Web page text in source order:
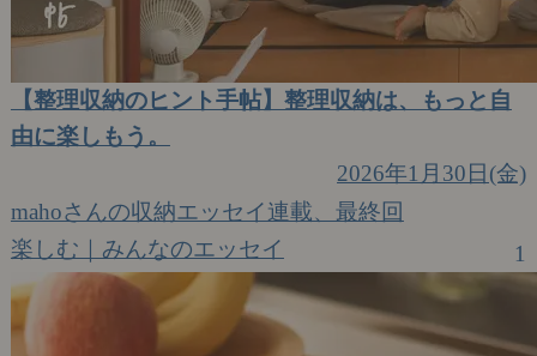
【整理収納のヒント手帖】整理収納は、もっと自
由に楽しもう。
2026年1月30日(金)
mahoさんの収納エッセイ連載、最終回
楽しむ｜みんなのエッセイ
1